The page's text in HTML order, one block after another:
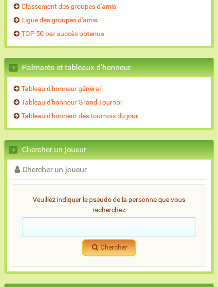
Classement des groupes d'amis
Ligue des groupes d'amis
TOP 50 par succès obtenus
Palmarès et tableaux d'honneur
Tableau d'honneur général
Tableau d'honneur Grand Tournoi
Tableau d'honneur des tournois du jour
Chercher un joueur
Chercher un joueur
Veuillez indiquer le pseudo de la personne que vous
recherchez
Chercher